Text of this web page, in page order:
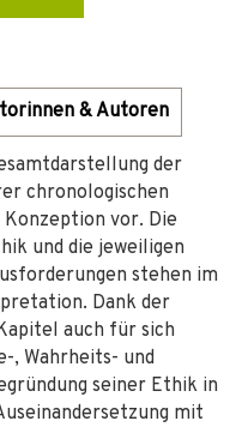
& Autoren
der
chronologischen
vor. Die
und die jeweiligen
stehen im
Dank der
auch für sich
, Wahrheits- und
seiner Ethik in
mit